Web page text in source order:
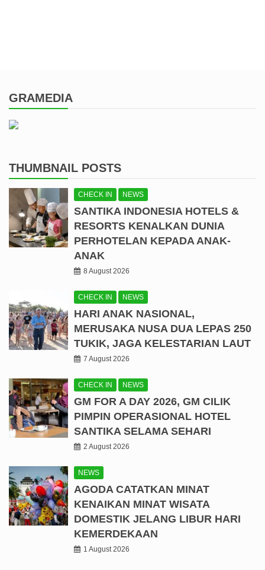
GRAMEDIA
THUMBNAIL POSTS
CHECK IN NEWS
SANTIKA INDONESIA HOTELS &
RESORTS KENALKAN DUNIA
PERHOTELAN KEPADA ANAK-
ANAK
8 August 2026
CHECK IN NEWS
HARI ANAK NASIONAL,
MERUSAKA NUSA DUA LEPAS 250
TUKIK, JAGA KELESTARIAN LAUT
7 August 2026
CHECK IN NEWS
GM FOR A DAY 2026, GM CILIK
PIMPIN OPERASIONAL HOTEL
SANTIKA SELAMA SEHARI
2 August 2026
NEWS
AGODA CATATKAN MINAT
KENAIKAN MINAT WISATA
DOMESTIK JELANG LIBUR HARI
KEMERDEKAAN
1 August 2026